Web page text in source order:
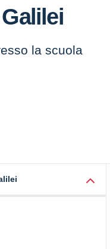
la scuola